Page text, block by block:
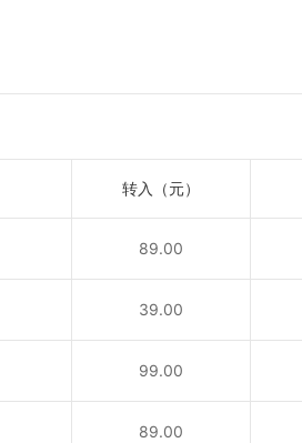
转入（元）
89.00
39.00
99.00
89.00